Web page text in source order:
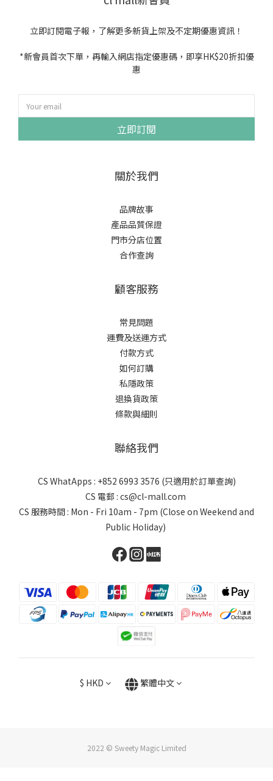
立即訂閱電子報，了解更多新貨上架及不定期優惠資訊！
*新會員首次下單，再輸入網店指定優惠碼，即享HK$20折扣優
惠
立即訂閱
關於我們
品牌故事
產品品質保證
門市分店位置
合作查詢
顧客服務
常見問題
運費及送運方式
付款方式
如何訂購
私隱政策
退換貨政策
條款與細則
聯絡我們
CS WhatApps : +852 6993 3576 (只適用於訂單查詢)
CS 電郵 : cs@cl-mall.com
CS 服務時間 : Mon - Fri 10am - 7pm (Close on Weekend and
Public Holiday)
$ HKD 繁體中文
2022 © Sweety Magic Limited